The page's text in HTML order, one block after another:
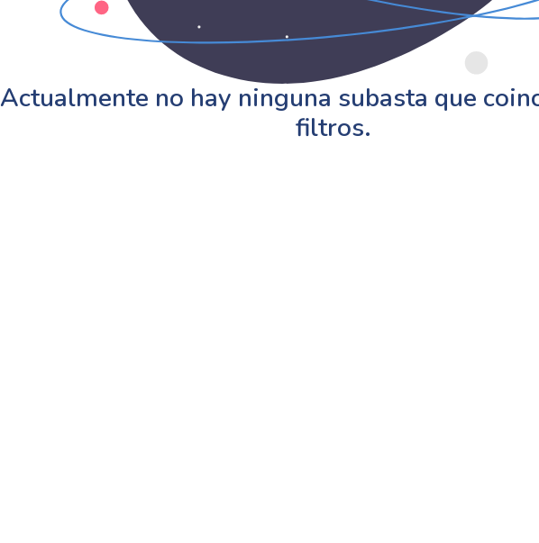
Actualmente no hay ninguna subasta que
filtros.